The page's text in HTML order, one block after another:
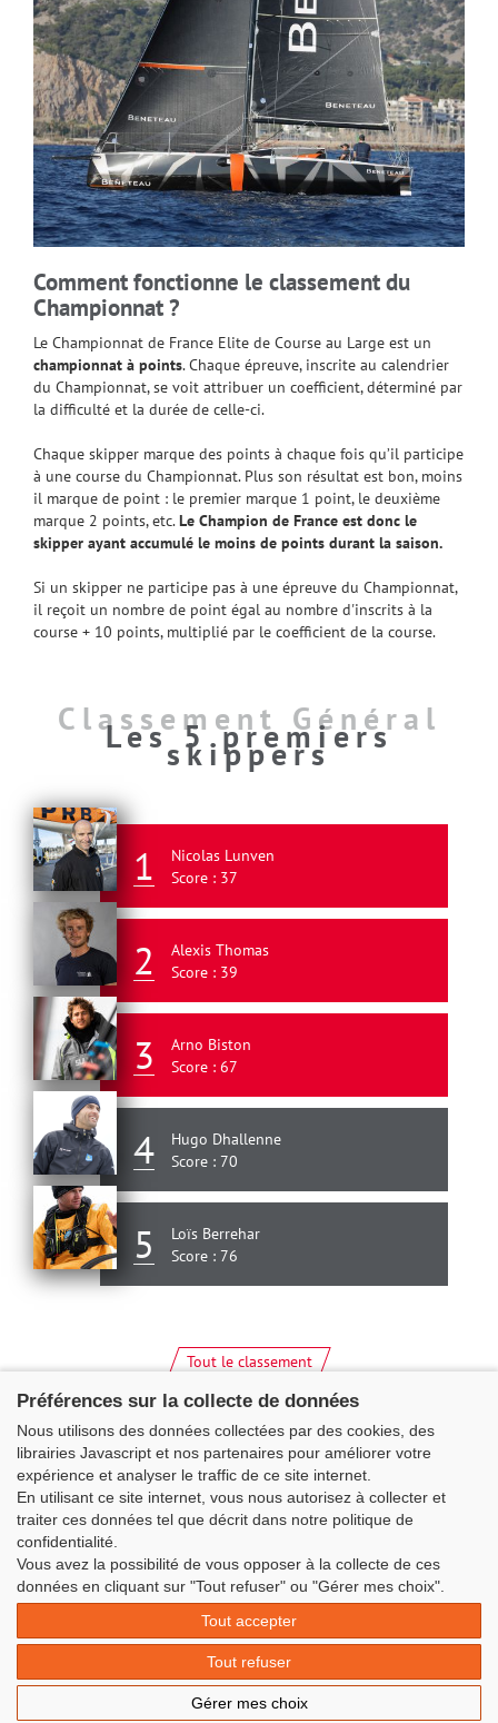
Comment fonctionne le classement du
Championnat ?
Le Championnat de France Elite de Course au Large est un
championnat à points. Chaque épreuve, inscrite au calendrier
du Championnat, se voit attribuer un coefficient, déterminé par
la difficulté et la durée de celle-ci.
Chaque skipper marque des points à chaque fois qu’il participe
à une course du Championnat. Plus son résultat est bon, moins
il marque de point : le premier marque 1 point, le deuxième
marque 2 points, etc.Le Champion de France est donc le
skipper ayant accumulé le moins de points durant la saison.
Si un skipper ne participe pas à une épreuve du Championnat,
il reçoit un nombre de point égal au nombre d'inscrits à la
course + 10 points, multiplié par le coefficient de la course.
Classement Général
Les 5 premiers
skippers
1
Nicolas Lunven
Score : 37
2
Alexis Thomas
Score : 39
3
Arno Biston
Score : 67
4
Hugo Dhallenne
Score : 70
5
Loïs Berrehar
Score : 76
Tout le classement
Classe Figaro Beneteau - Maison des skippers - N°1 Terre-Plein du
Sous-Marin Papin
La Base 56100 LORIENT -06 11 73 13 35
secretaire@classefigarobeneteau.fr
Contact |© Azimut | Créateur de solutions
Préférences sur la collecte de données
Nous utilisons des données collectées par des cookies, des
librairies Javascript et nos partenaires pour améliorer votre
expérience et analyser le traffic de ce site internet.
En utilisant ce site internet, vous nous autorisez à collecter et
traiter ces données tel que décrit dans notre politique de
confidentialité.
Vous avez la possibilité de vous opposer à la collecte de ces
données en cliquant sur "Tout refuser" ou "Gérer mes choix".
Tout accepter
Tout refuser
Gérer mes choix